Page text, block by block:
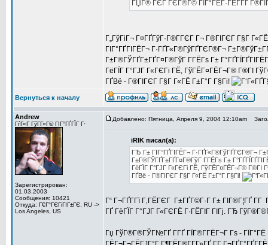
ГЏГ® ГЄГ ГЄГ®Г© ГЇГ°ГЁГ·ГЁГ­ГҐ
Г„ГўГіГ¬ Г¤ГҐГўГ·Г®Г­ГЄГ Г¬ Г®ГІГЄГ Г§Г
ГІГ°ГҐГІГЁГ¬ Г·ГҐГ«Г®ГўГҐГЄГ®Г¬
Г±Г®ГЎГҐГ±ГҐГ¤Г®ГўГ Г­ГЁГѕ Г±
ГёГЇГ Г°ГЈГ Г«ГЄГі ГЁ, ГўГЁГ¤ГЁГ¬Г® Г®ГІ
ГҐВё - Г®ГІГЄГ Г§Г Г«ГЁ Г±Г°Г Г§Гі!
Вернуться к началу
Andrew
ГѓГ«Г ГўГ­Г»Г© ГІГ°ГҐГЇГ Г·
Зарегистрирован:
01.03.2003
Сообщения: 10421
Откуда: Г€Г°ГЄГіГІГ±ГЄ, RU ->
Los Angeles, US
Добавлено: Пятница, Апреля 9, 2004 12:10am
iRIK писал(а):
ГЂ Г± ГІГ°ГҐГІГЁГ¬ Г·ГҐГ«Г®ГўГҐГЄГ®Г¬
Г±Г®ГЎГҐГ±ГҐГ¤Г®ГўГ Г­ГЁГѕ Г±
ГёГЇГ Г°ГЈГ Г«ГЄГі ГЁ, ГўГЁГ¤ГЁГ¬Г® Г®ГІ
ГҐВё - Г®ГІГЄГ Г§Г Г«ГЁ Г±Г°Г Г§Гі!
Г“ Г¬ГҐГ­Гї Г‚ГЁГЄГ Г±ГҐГ©Г·Г Г± ГІГ®Г¦ГҐ
ГҐ ГёГЇГ Г°ГЈГ Г«ГЄГЁ Г·ГЁГІГ ГІГј. ГЂ
Гџ ГўГ®Г®ГЎГ№ГҐ Г­ГҐ ГЇГ®Г­ГЁГ¬Г Гѕ - ГЇГ°ГЁ